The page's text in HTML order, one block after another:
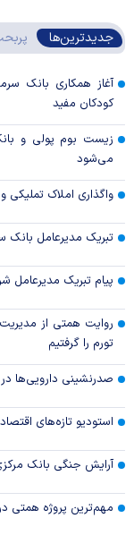
جدیدترین‌ها
آغاز همکاری بانک
کودکان مفید
زیست بوم پولی و
می‌شود
واگذاری املاک تملیکی
تبریک مدیرعامل بانک
پیام تبریک مدیرعامل
روایت همتی از
تورم را گرفتیم
صدرنشینی دارویی‌ها
استودیو تازه‌های
آرایش جنگی بانک
مهم‌ترین پروژه همتی در